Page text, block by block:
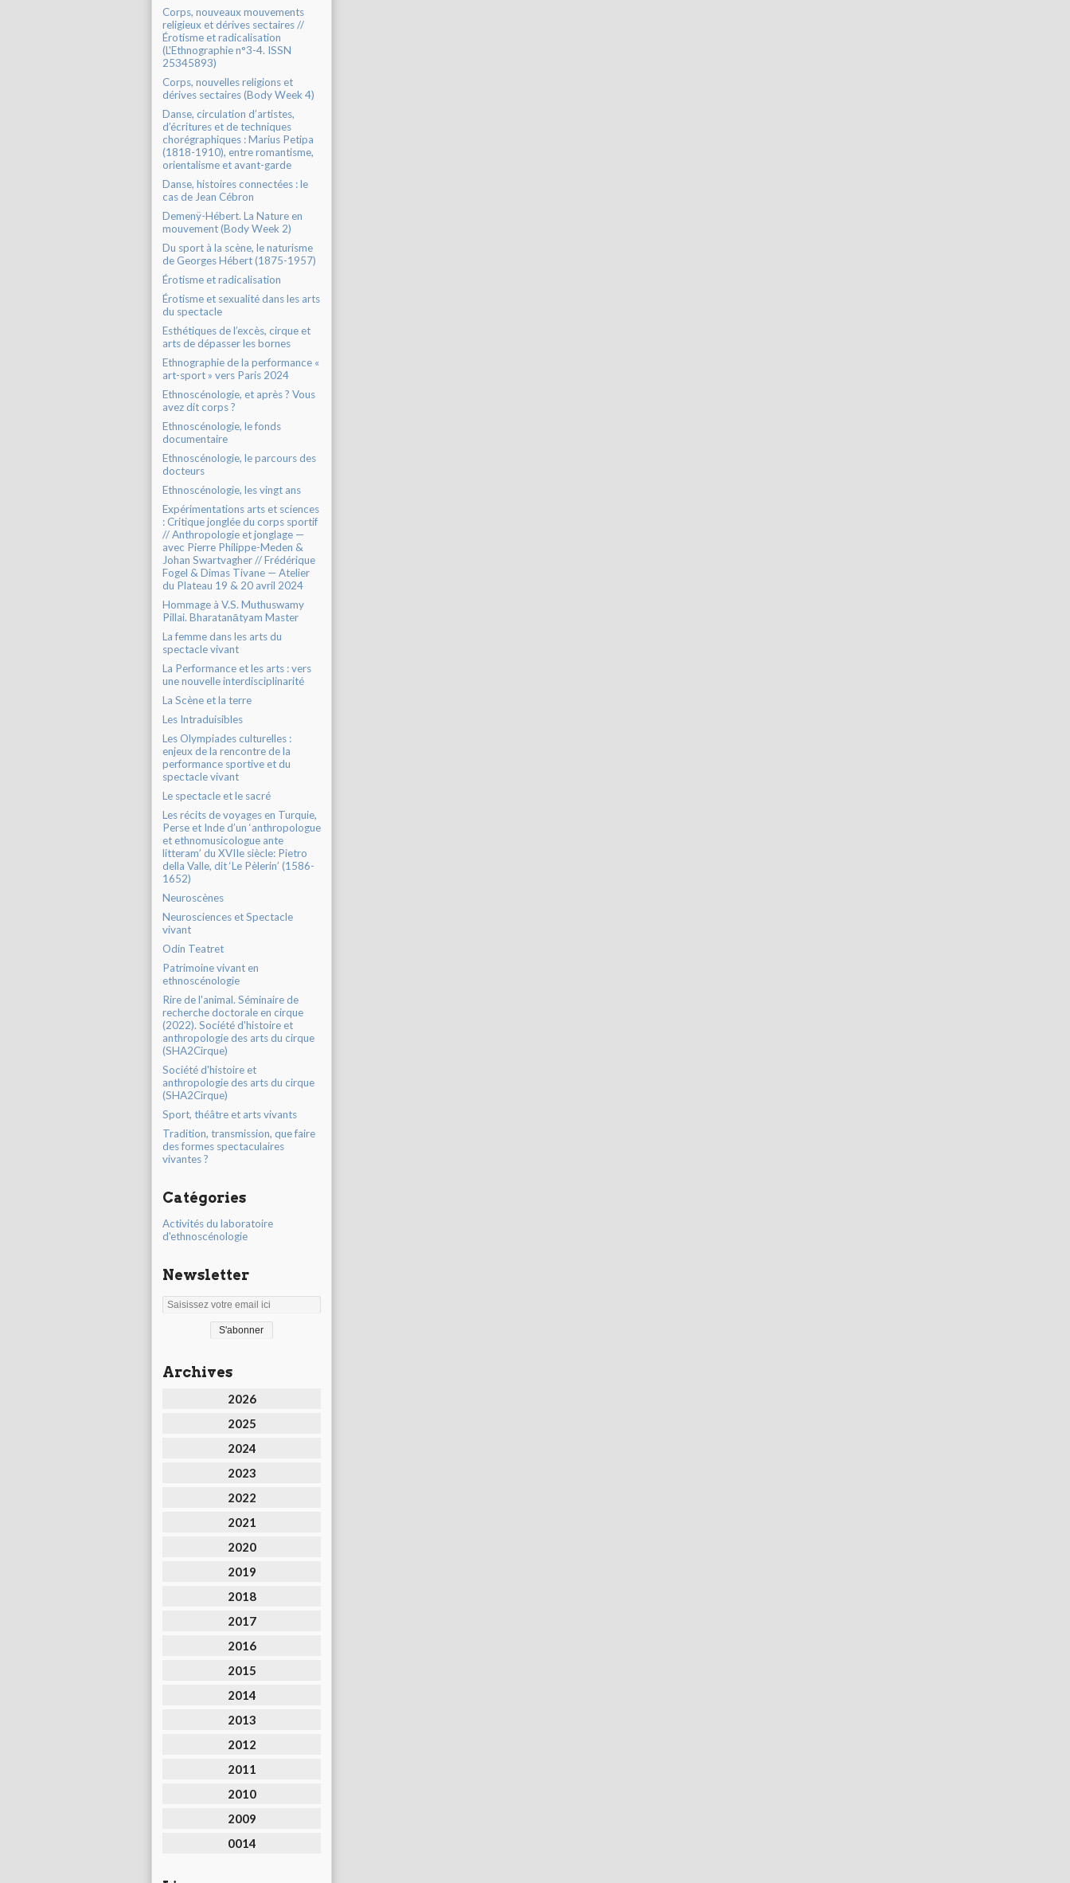
Corps, nouveaux mouvements
religieux et dérives sectaires //
Érotisme et radicalisation
(L'Ethnographie n°3-4. ISSN
25345893)
Corps, nouvelles religions et
dérives sectaires (Body Week 4)
Danse, circulation d’artistes,
d’écritures et de techniques
chorégraphiques : Marius Petipa
(1818-1910), entre romantisme,
orientalisme et avant-garde
Danse, histoires connectées : le
cas de Jean Cébron
Demenÿ-Hébert. La Nature en
mouvement (Body Week 2)
Du sport à la scène, le naturisme
de Georges Hébert (1875-1957)
Érotisme et radicalisation
Érotisme et sexualité dans les arts
du spectacle
Esthétiques de l’excès, cirque et
arts de dépasser les bornes
Ethnographie de la performance «
art-sport » vers Paris 2024
Ethnoscénologie, et après ? Vous
avez dit corps ?
Ethnoscénologie, le fonds
documentaire
Ethnoscénologie, le parcours des
docteurs
Ethnoscénologie, les vingt ans
Expérimentations arts et sciences
: Critique jonglée du corps sportif
// Anthropologie et jonglage —
avec Pierre Philippe-Meden &
Johan Swartvagher // Frédérique
Fogel & Dimas Tivane — Atelier
du Plateau 19 & 20 avril 2024
Hommage à V.S. Muthuswamy
Pillai. Bharatanātyam Master
La femme dans les arts du
spectacle vivant
La Performance et les arts : vers
une nouvelle interdisciplinarité
La Scène et la terre
Les Intraduisibles
Les Olympiades culturelles :
enjeux de la rencontre de la
performance sportive et du
spectacle vivant
Le spectacle et le sacré
Les récits de voyages en Turquie,
Perse et Inde d’un ‘anthropologue
et ethnomusicologue ante
litteram’ du XVIIe siècle: Pietro
della Valle, dit ‘Le Pèlerin’ (1586-
1652)
Neuroscènes
Neurosciences et Spectacle
vivant
Odin Teatret
Patrimoine vivant en
ethnoscénologie
Rire de l'animal. Séminaire de
recherche doctorale en cirque
(2022). Société d'histoire et
anthropologie des arts du cirque
(SHA2Cirque)
Société d'histoire et
anthropologie des arts du cirque
(SHA2Cirque)
Sport, théâtre et arts vivants
Tradition, transmission, que faire
des formes spectaculaires
vivantes ?
Catégories
Activités du laboratoire
d'ethnoscénologie
Newsletter
Archives
2026
2025
2024
2023
2022
2021
2020
2019
2018
2017
2016
2015
2014
2013
2012
2011
2010
2009
0014